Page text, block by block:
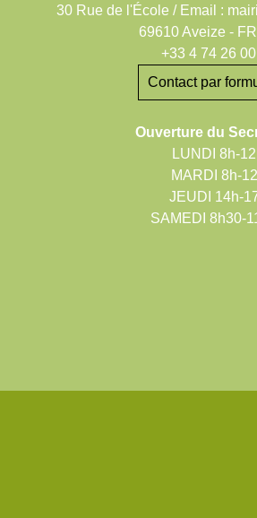
30 Rue de l'École / Email :
69610 Aveize -
+33 4 74 26
Contact par
Ouverture du
LUNDI 8h-
MARDI 8h-
JEUDI 14h-
SAMEDI 8h30-